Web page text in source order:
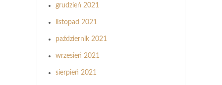
grudzień 2021
listopad 2021
październik 2021
wrzesień 2021
sierpień 2021